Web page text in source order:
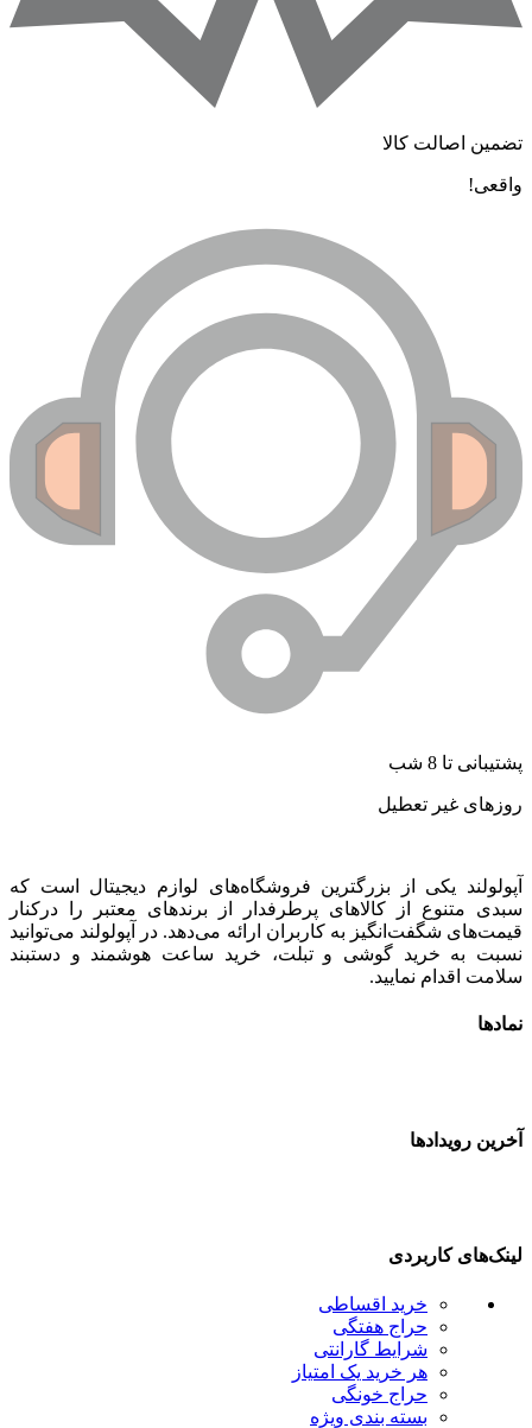
تضمین اصالت کالا
واقعی!
پشتیبانی تا 8 شب
روزهای غیر تعطیل
آپولولند یکی از بزرگترین فروشگاه‌های لوازم دیجیتال است که
سبدی متنوع از کالاهای پرطرفدار از برندهای معتبر را درکنار
قیمت‌های شگفت‌انگیز به کاربران ارائه می‌دهد. در آپولولند می‌توانید
نسبت به خرید گوشی و تبلت، خرید ساعت هوشمند و دستبند
سلامت اقدام نمایید.
نمادها
آخرین رویدادها
لینک‌های کاربردی
خرید اقساطی
حراج هفتگی
شرایط گارانتی
هر خرید یک امتیاز
حراج خونگی
بسته بندی ویژه